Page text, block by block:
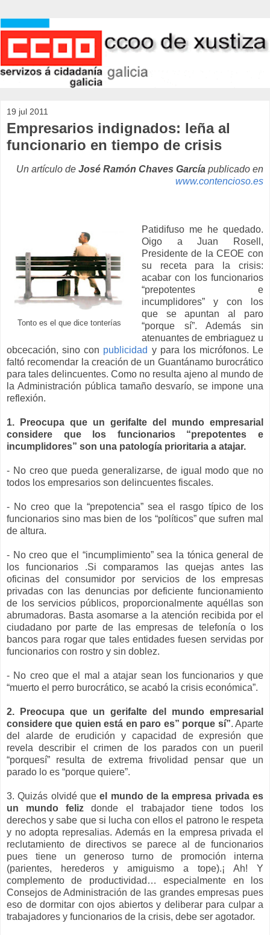
19 jul 2011
Empresarios indignados: leña al
funcionario en tiempo de crisis
Un artículo de José Ramón Chaves García publicado en
www.contencioso.es
Tonto es el que dice tonterías
Patidifuso me he quedado.
Oigo a Juan Rosell,
Presidente de la CEOE con
su receta para la crisis:
acabar con los funcionarios
“prepotentes e
incumplidores” y con los
que se apuntan al paro
“porque sí”. Además sin
atenuantes de embriaguez u
obcecación, sino con publicidad y para los micrófonos. Le
faltó recomendar la creación de un Guantánamo burocrático
para tales delincuentes. Como no resulta ajeno al mundo de
la Administración pública tamaño desvarío, se impone una
reflexión.
1. Preocupa que un gerifalte del mundo empresarial
considere que los funcionarios “prepotentes e
incumplidores” son una patología prioritaria a atajar.
- No creo que pueda generalizarse, de igual modo que no
todos los empresarios son delincuentes fiscales.
- No creo que la “prepotencia” sea el rasgo típico de los
funcionarios sino mas bien de los “políticos” que sufren mal
de altura.
- No creo que el “incumplimiento” sea la tónica general de
los funcionarios .Si comparamos las quejas antes las
oficinas del consumidor por servicios de los empresas
privadas con las denuncias por deficiente funcionamiento
de los servicios públicos, proporcionalmente aquéllas son
abrumadoras. Basta asomarse a la atención recibida por el
ciudadano por parte de las empresas de telefonía o los
bancos para rogar que tales entidades fuesen servidas por
funcionarios con rostro y sin doblez.
- No creo que el mal a atajar sean los funcionarios y que
“muerto el perro burocrático, se acabó la crisis económica”.
2. Preocupa que un gerifalte del mundo empresarial
considere que quien está en paro es” porque sí”. Aparte
del alarde de erudición y capacidad de expresión que
revela describir el crimen de los parados con un pueril
“porquesí” resulta de extrema frivolidad pensar que un
parado lo es “porque quiere”.
3. Quizás olvidé queel mundo de la empresa privada es
un mundo feliz donde el trabajador tiene todos los
derechos y sabe que si lucha con ellos el patrono le respeta
y no adopta represalias. Además en la empresa privada el
reclutamiento de directivos se parece al de funcionarios
pues tiene un generoso turno de promoción interna
(parientes, herederos y amiguismo a tope).¡ Ah! Y
complemento de productividad… especialmente en los
Consejos de Administración de las grandes empresas pues
eso de dormitar con ojos abiertos y deliberar para culpar a
trabajadores y funcionarios de la crisis, debe ser agotador.